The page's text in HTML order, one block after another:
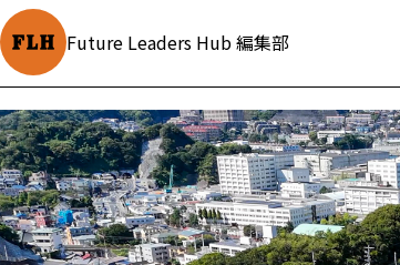
Future Leaders Hub 編集部